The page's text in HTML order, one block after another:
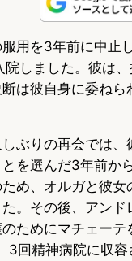
用を3年前に中止
しました。彼は
は彼自身に委ね
ぶりの再会では、
を選んだ3年前か
め、オルガと彼女
。その後、アン
ためにマチェー
回精神病院に収